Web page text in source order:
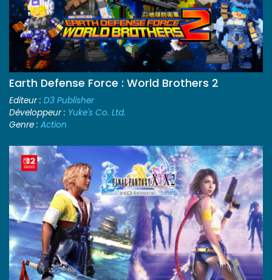
Earth Defense Force : World Brothers 2
Editeur : D3 Publisher
Développeur : Yuke's Co. Ltd.
Genre : Action